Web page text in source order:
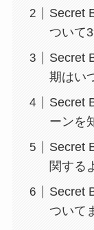
Secret
ついて
Secret
期はい
Secret
ーンを
Secret
関する
Secret
ついて